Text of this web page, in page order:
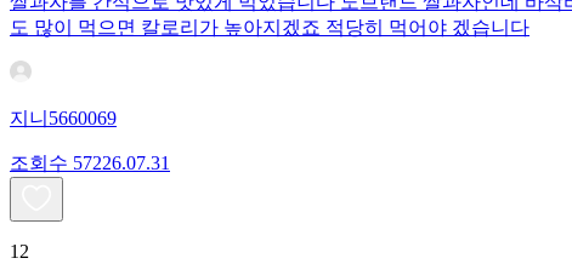
도 많이 먹으면 칼로리가 높아지겠죠 적당히 먹어야 겠습니다
지니5660069
조회수 57226.07.31
12